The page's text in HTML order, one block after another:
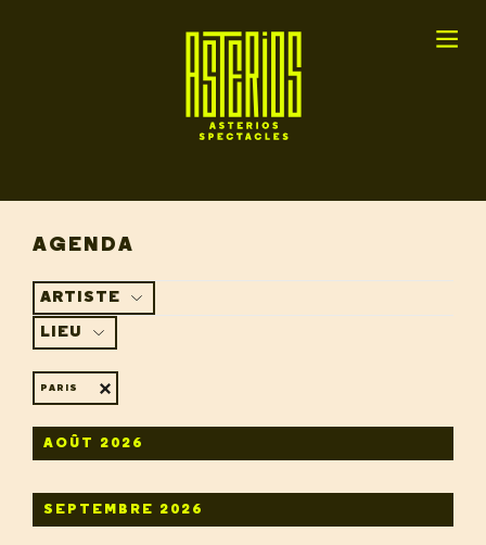
AGENDA
ARTISTE
LIEU
PARIS
AOÛT 2026
SEPTEMBRE 2026